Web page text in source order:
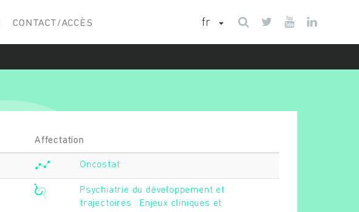
CONTACT/ACCÈS fr
Affectation
Oncostat
Psychiatrie du développement et
trajectoires : Enjeux cliniques et